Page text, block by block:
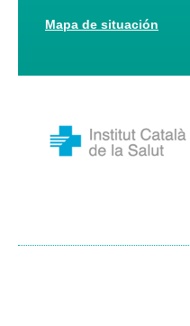
Mapa de situación